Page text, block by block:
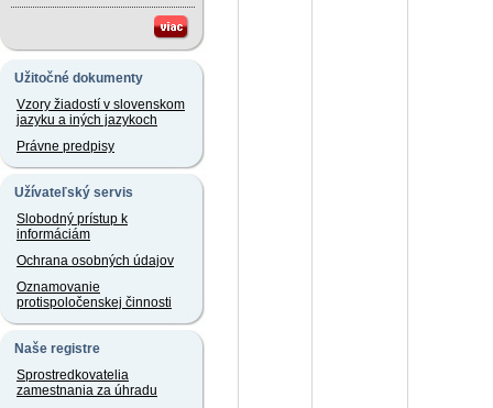
Užitočné dokumenty
Vzory žiadostí v slovenskom
jazyku a iných jazykoch
Právne predpisy
Užívateľský servis
Slobodný prístup k
informáciám
Ochrana osobných údajov
Oznamovanie
protispoločenskej činnosti
Naše registre
Sprostredkovatelia
zamestnania za úhradu